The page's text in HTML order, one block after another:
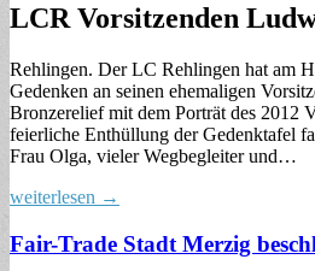
LCR Vorsitzenden
Rehlingen. Der LC Rehlingen hat am
Gedenken an seinen ehemaligen
Bronzerelief mit dem Porträt des 2012
feierliche Enthüllung der Gedenktafel
Frau Olga, vieler Wegbegleiter und…
weiterlesen →
Fair-Trade Stadt Merzig